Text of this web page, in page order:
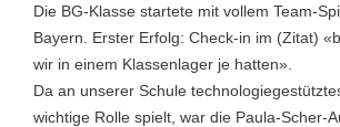
Die BG-Klasse startete mit vollem Team-
Bayern. Erster Erfolg: Check-in im (Zitat)
wir in einem Klassenlager je hatten».
Da an unserer Schule
wichtige Rolle spielt, war die Paula-Scher-